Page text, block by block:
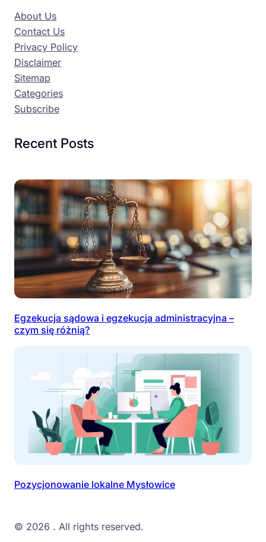
About Us
Contact Us
Privacy Policy
Disclaimer
Sitemap
Categories
Subscribe
Recent Posts
Egzekucja sądowa i egzekucja administracyjna –
czym się różnią?
Pozycjonowanie lokalne Mysłowice
© 2026 . All rights reserved.